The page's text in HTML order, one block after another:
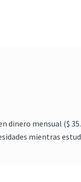
dinero mensual ($
mientras